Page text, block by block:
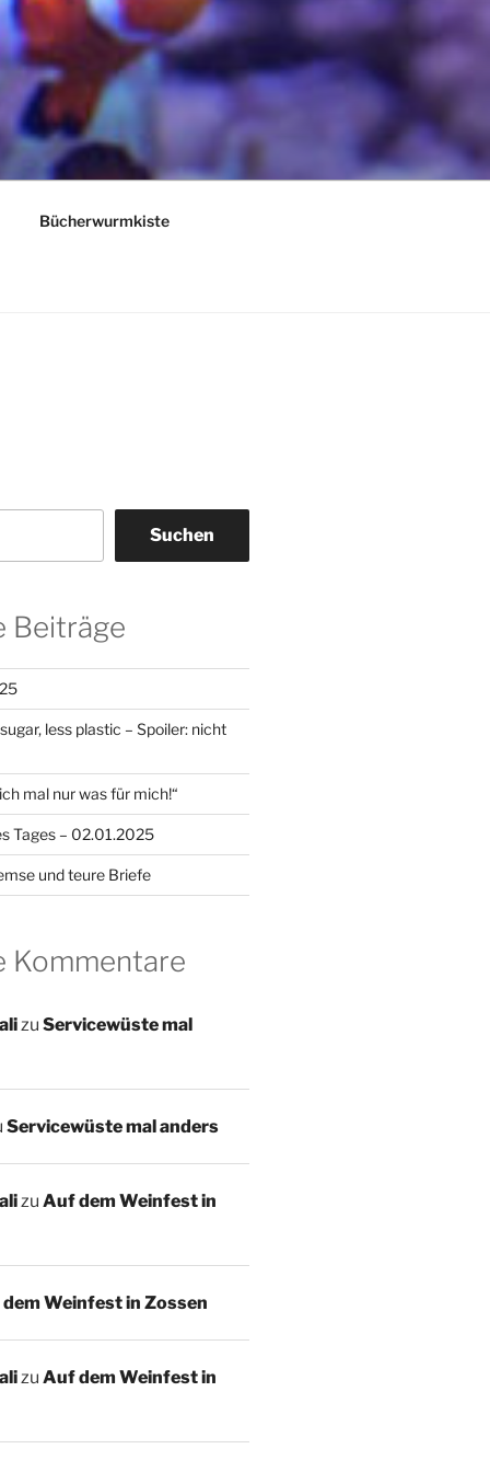
Bücherwurmkiste
Suchen
Beiträge
less plastic – Spoiler: nicht
mal nur was für mich!“
Tages – 02.01.2025
und teure Briefe
Kommentare
zu Servicewüste mal
Servicewüste mal anders
zu Auf dem Weinfest in
Weinfest in Zossen
zu Auf dem Weinfest in